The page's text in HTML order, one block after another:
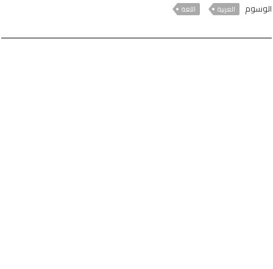
الوسوم العربية اللغة